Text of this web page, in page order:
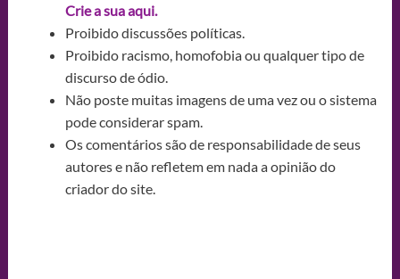
Crie a sua aqui.
Proibido discussões políticas.
Proibido racismo, homofobia ou qualquer tipo de
discurso de ódio.
Não poste muitas imagens de uma vez ou o sistema
pode considerar spam.
Os comentários são de responsabilidade de seus
autores e não refletem em nada a opinião do
criador do site.